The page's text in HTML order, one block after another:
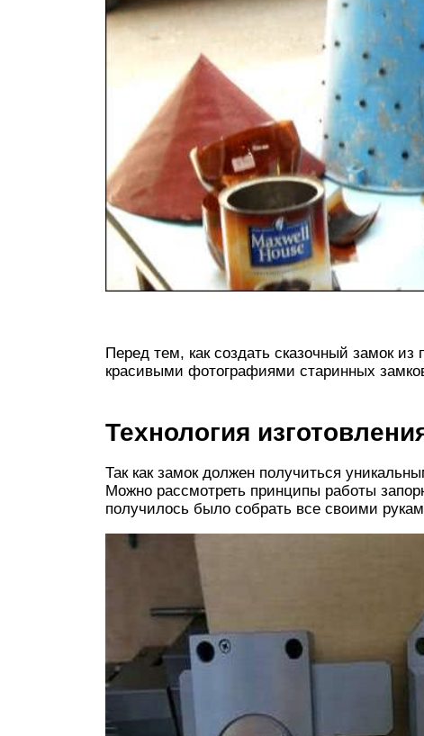
Перед тем, как создать сказочный замок
красивыми фотографиями старинных
Технология
Так как замок должен получиться
Можно рассмотреть принципы работы
получилось было собрать все своими